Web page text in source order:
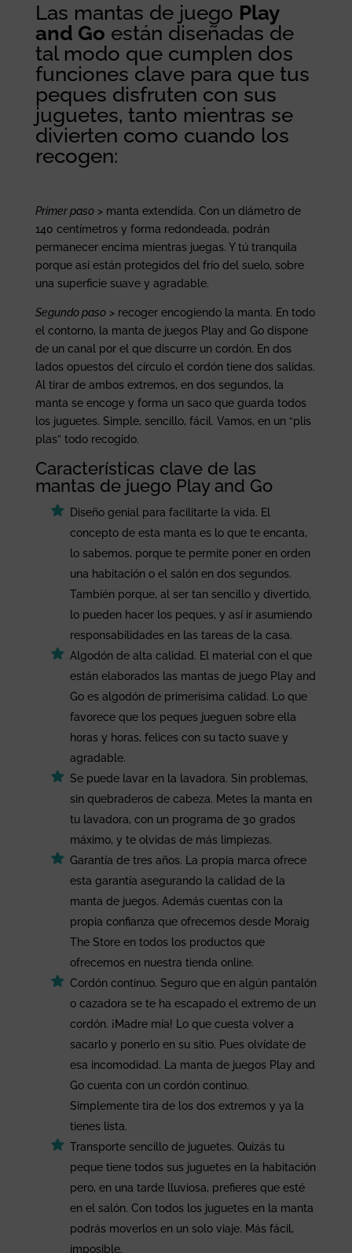
Las mantas de juego Play
and Go están diseñadas de
tal modo que cumplen dos
funciones clave para que tus
peques disfruten con sus
juguetes, tanto mientras se
divierten como cuando los
recogen:
Primer paso> manta extendida. Con un diámetro de
140 centímetros y forma redondeada, podrán
permanecer encima mientras juegas. Y tú tranquila
porque así están protegidos del frío del suelo, sobre
una superficie suave y agradable.
Segundo paso> recoger encogiendo la manta. En todo
el contorno, la manta de juegos Play and Go dispone
de un canal por el que discurre un cordón. En dos
lados opuestos del círculo el cordón tiene dos salidas.
Al tirar de ambos extremos, en dos segundos, la
manta se encoge y forma un saco que guarda todos
los juguetes. Simple, sencillo, fácil. Vamos, en un “plis
plas” todo recogido.
Características clave de las
mantas de juego Play and Go
Diseño genial para facilitarte la vida. El
concepto de esta manta es lo que te encanta,
lo sabemos, porque te permite poner en orden
una habitación o el salón en dos segundos.
También porque, al ser tan sencillo y divertido,
lo pueden hacer los peques, y así ir asumiendo
responsabilidades en las tareas de la casa.
Algodón de alta calidad. El material con el que
están elaborados las mantas de juego Play and
Go es algodón de primerísima calidad. Lo que
favorece que los peques jueguen sobre ella
horas y horas, felices con su tacto suave y
agradable.
Se puede lavar en la lavadora. Sin problemas,
sin quebraderos de cabeza. Metes la manta en
tu lavadora, con un programa de 30 grados
máximo, y te olvidas de más limpiezas.
Garantía de tres años. La propia marca ofrece
esta garantía asegurando la calidad de la
manta de juegos. Además cuentas con la
propia confianza que ofrecemos desde Moraig
The Store en todos los productos que
ofrecemos en nuestra tienda online.
Cordón continuo. Seguro que en algún pantalón
o cazadora se te ha escapado el extremo de un
cordón. ¡Madre mía! Lo que cuesta volver a
sacarlo y ponerlo en su sitio. Pues olvídate de
esa incomodidad. La manta de juegos Play and
Go cuenta con un cordón continuo.
Simplemente tira de los dos extremos y ya la
tienes lista.
Transporte sencillo de juguetes. Quizás tu
peque tiene todos sus juguetes en la habitación
pero, en una tarde lluviosa, prefieres que esté
en el salón. Con todos los juguetes en la manta
podrás moverlos en un solo viaje. Más fácil,
imposible.